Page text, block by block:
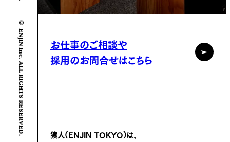
© ENJIN Inc. ALL RIGHTS RESERVED.
お仕事のご相談や
採用のお問合せはこちら
猿人(ENJIN TOKYO)は、